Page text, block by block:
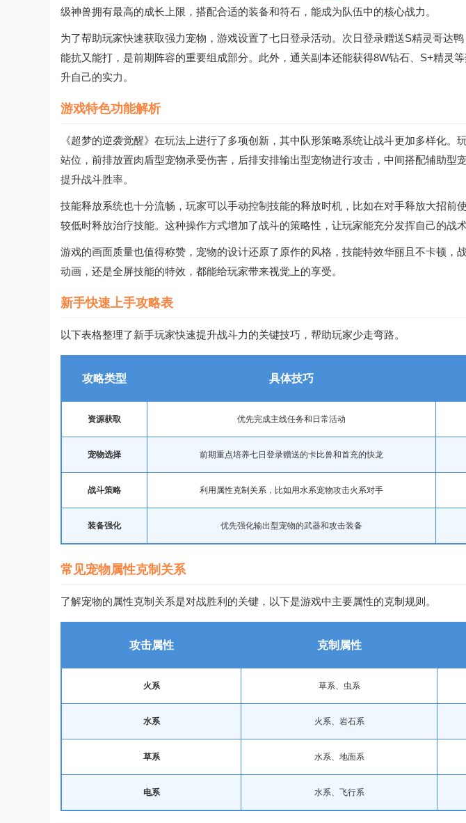
级神兽拥有最高的成长上限，搭配合适的装备和符石，能成为队伍中的核心战力。
为了帮助玩家快速获取强力宠物，游戏设置了七日登录活动。次日登录赠送S精灵哥达
能抗又能打，是前期阵容的重要组成部分。此外，通关副本还能获得8W钻石、S+精灵
升自己的实力。
游戏特色功能解析
《超梦的逆袭觉醒》在玩法上进行了多项创新，其中队形策略系统让战斗更加多样化。
站位，前排放置肉盾型宠物承受伤害，后排安排输出型宠物进行攻击，中间搭配辅助型
提升战斗胜率。
技能释放系统也十分流畅，玩家可以手动控制技能的释放时机，比如在对手释放大招前
较低时释放治疗技能。这种操作方式增加了战斗的策略性，让玩家能充分发挥自己的战术
游戏的画面质量也值得称赞，宠物的设计还原了原作的风格，技能特效华丽且不卡顿，
动画，还是全屏技能的特效，都能给玩家带来视觉上的享受。
新手快速上手攻略表
以下表格整理了新手玩家快速提升战斗力的关键技巧，帮助玩家少走弯路。
攻略类型 具体技巧
资源获取 优先完成主线任务和日常活动
宠物选择 前期重点培养七日登录赠送的卡比兽和首充的快龙
战斗策略 利用属性克制关系，比如用水系宠物攻击火系对手
装备强化 优先强化输出型宠物的武器和攻击装备
常见宠物属性克制关系
了解宠物的属性克制关系是对战胜利的关键，以下是游戏中主要属性的克制规则。
攻击属性 克制属性
火系 草系、虫系
水系 火系、岩石系
草系 水系、地面系
电系 水系、飞行系